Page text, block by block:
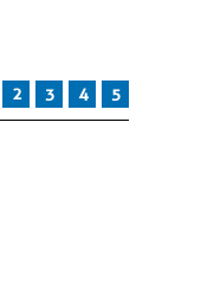
2 3 4 5